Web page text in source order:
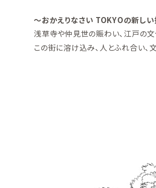
～おかえりなさい TOKYOの新し
浅草寺や仲見世の賑わい、 江戸の
この街に溶け込み、人とふれ合い、